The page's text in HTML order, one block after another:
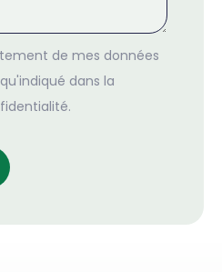
de mes données
dans la